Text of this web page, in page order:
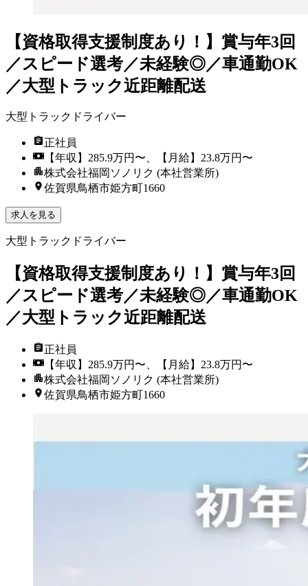
【資格取得支援制度あり！】賞与年3回
／スピード選考／未経験◎／車通勤OK
／大型トラック近距離配送
大型トラックドライバー
正社員
【年収】285.9万円〜、【月給】23.8万円〜
株式会社福岡ソノリク (本社営業所)
佐賀県鳥栖市姫方町1660
求人を見る
大型トラックドライバー
【資格取得支援制度あり！】賞与年3回
／スピード選考／未経験◎／車通勤OK
／大型トラック近距離配送
正社員
【年収】285.9万円〜、【月給】23.8万円〜
株式会社福岡ソノリク (本社営業所)
佐賀県鳥栖市姫方町1660